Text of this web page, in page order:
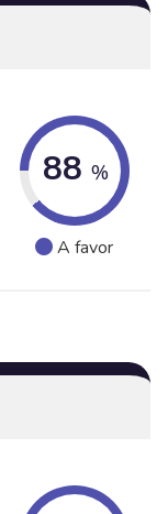
88 %
A favor